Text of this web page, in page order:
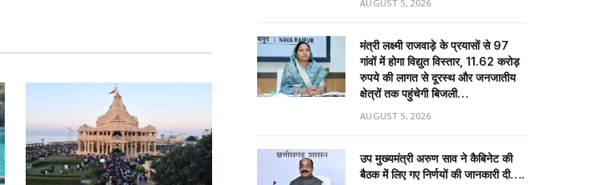
AUGUST 5, 2026
मंत्री लक्ष्मी राजवाड़े के प्रयासों से 97
गांवों में होगा विद्युत विस्तार, 11.62 करोड़
रुपये की लागत से दूरस्थ और जनजातीय
क्षेत्रों तक पहुंचेगी बिजली…
AUGUST 5, 2026
उप मुख्यमंत्री अरुण साव ने कैबिनेट की
बैठक में लिए गए निर्णयों की जानकारी दी….